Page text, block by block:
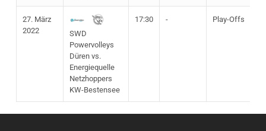
27. März
2022
SWD
Powervolleys
Düren vs.
Energiequelle
Netzhoppers
KW-Bestensee
17:30 - Play-Offs